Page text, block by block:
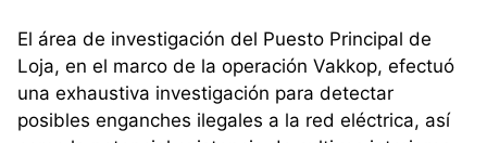
El área de investigación del Puesto Principal de
Loja, en el marco de la operación Vakkop, efectuó
una exhaustiva investigación para detectar
posibles enganches ilegales a la red eléctrica, así